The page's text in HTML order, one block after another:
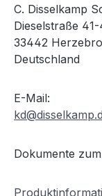
C. Disselkamp
Dieselstraße
33442
Deutschland
E-Mail:
Dokumente